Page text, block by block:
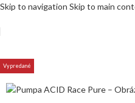
Skip to navigation Skip to main
Vypredané